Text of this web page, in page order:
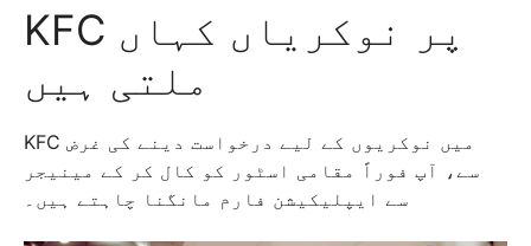
KFC پر نوکریاں کہاں
ملتی ہیں
KFC میں نوکریوں کے لیے درخواست دینے کی غرض
سے، آپ فوراً مقامی اسٹور کو کال کر کے مینیجر
سے ایپلیکیشن فارم مانگنا چاہتے ہیں۔